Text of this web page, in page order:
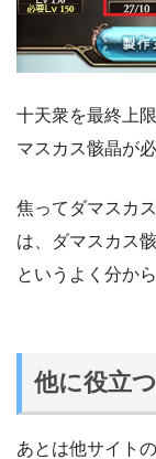
十天衆を最終上
マスカス骸晶が
焦ってダマスカ
は、ダマスカス
というよく分か
他に役立
あとは他サイト